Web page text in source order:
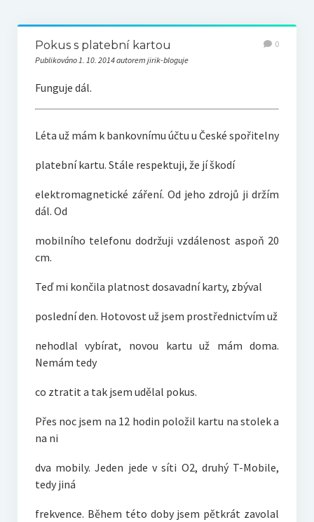
Pokus s platební kartou
Publikováno 1. 10. 2014 autorem jirik-bloguje
0
Funguje dál.
Léta už mám k bankovnímu účtu u České spořitelny
platební kartu. Stále respektuji, že jí škodí
elektromagnetické záření. Od jeho zdrojů ji držím
dál. Od
mobilního telefonu dodržuji vzdálenost aspoň 20
cm.
Teď mi končila platnost dosavadní karty, zbýval
poslední den. Hotovost už jsem prostřednictvím už
nehodlal vybírat, novou kartu už mám doma.
Nemám tedy
co ztratit a tak jsem udělal pokus.
Přes noc jsem na 12 hodin položil kartu na stolek a
na ni
dva mobily. Jeden jede v síti O2, druhý T-Mobile,
tedy jiná
frekvence. Během této doby jsem pětkrát zavolal